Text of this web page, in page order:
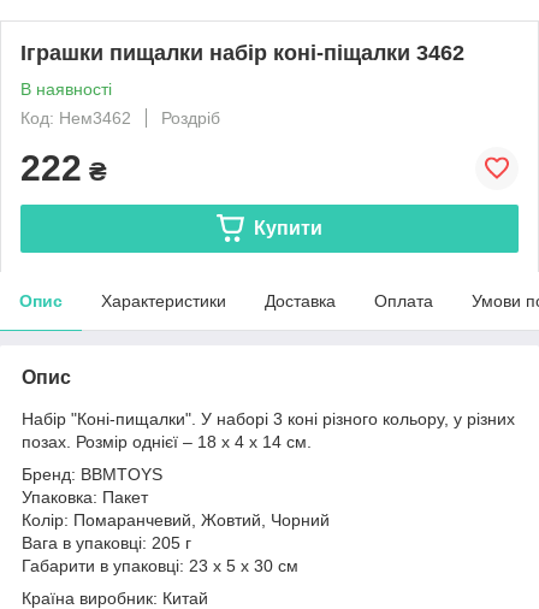
Іграшки пищалки набір коні-піщалки 3462
В наявності
Код: Нем3462
Роздріб
222 ₴
Купити
Опис Характеристики Доставка Оплата Умови
Опис
Набір "Коні-пищалки". У наборі 3 коні різного кольору, у різних
позах. Розмір однієї – 18 х 4 х 14 см.
Бренд: BBMTOYS
Упаковка: Пакет
Колір: Помаранчевий, Жовтий, Чорний
Вага в упаковці: 205 г
Габарити в упаковці: 23 x 5 x 30 см
Країна виробник: Китай